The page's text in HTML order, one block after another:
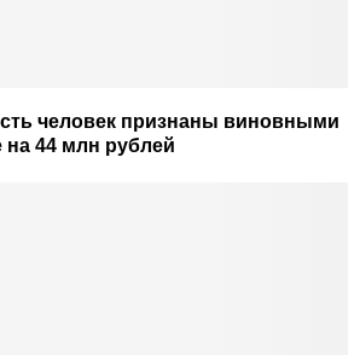
человек признаны виновными
44 млн рублей